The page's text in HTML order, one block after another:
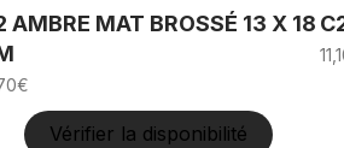
AMBRE MAT BROSSÉ 13 X 18
€
Vérifier la disponibilité